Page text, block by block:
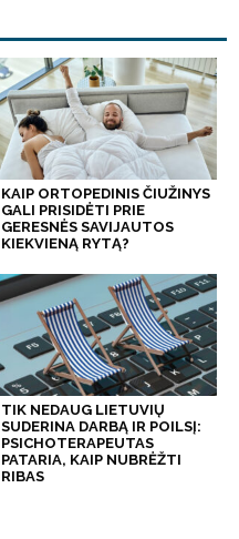
KAIP ORTOPEDINIS ČIUŽINYS
GALI PRISIDĖTI PRIE
GERESNĖS SAVIJAUTOS
KIEKVIENĄ RYTĄ?
TIK NEDAUG LIETUVIŲ
SUDERINA DARBĄ IR POILSĮ:
PSICHOTERAPEUTAS
PATARIA, KAIP NUBRĖŽTI
RIBAS